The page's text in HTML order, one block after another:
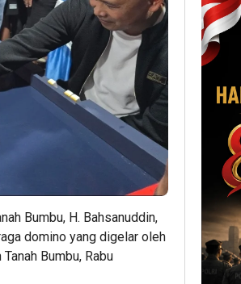
Bumbu, H. Bahsanuddin,
domino yang digelar oleh
Bumbu, Rabu